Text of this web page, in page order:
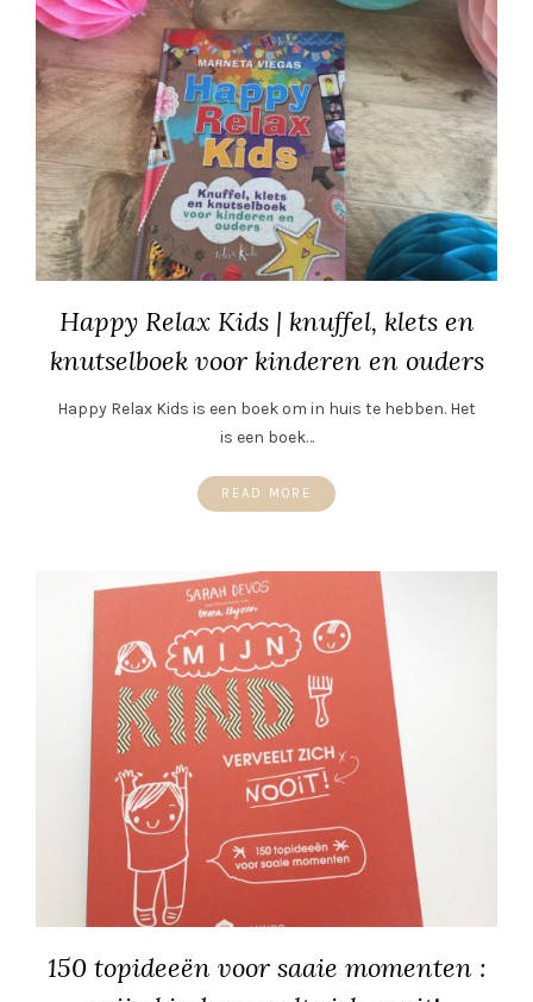
Happy Relax Kids | knuffel, klets en
knutselboek voor kinderen en ouders
Happy Relax Kids is een boek om in huis te hebben. Het
is een boek…
READ MORE
150 topideeën voor saaie momenten :